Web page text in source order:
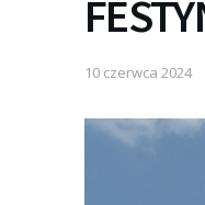
10 czerwca 2024